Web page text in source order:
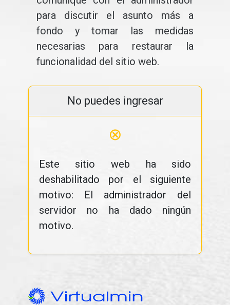
para discutir el asunto más a
fondo y tomar las medidas
necesarias para restaurar la
funcionalidad del sitio web.
No puedes ingresar
⊗
Este sitio web ha sido
deshabilitado por el siguiente
motivo: El administrador del
servidor no ha dado ningún
motivo.